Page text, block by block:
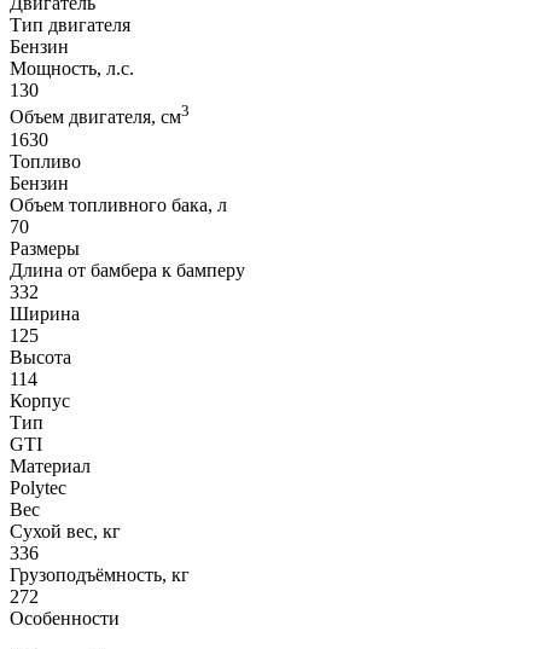
Тип двигателя
Бензин
Мощность, л.с.
130
Объем двигателя, см3
1630
Топливо
Бензин
Объем топливного бака, л
70
Размеры
Длина от бамбера к бамперу
332
Ширина
125
Высота
114
Корпус
Тип
GTI
Материал
Polytec
Вес
Сухой вес, кг
336
Грузоподъёмность, кг
272
Особенности